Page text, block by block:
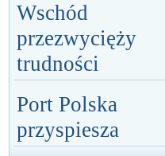
Wschód
przezwycięży
trudności
Port Polska
przyspiesza